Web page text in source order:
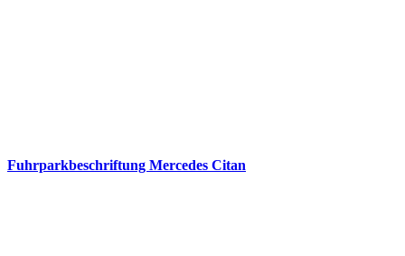
Fuhrparkbeschriftung Mercedes Citan